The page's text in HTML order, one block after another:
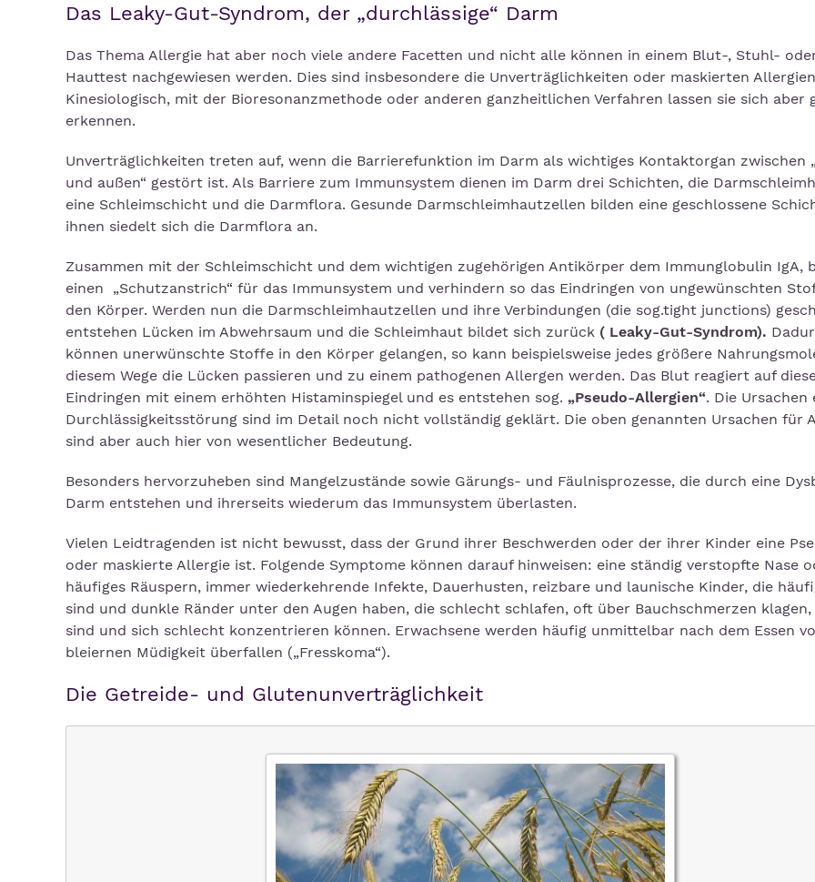
Das Leaky-Gut-Syndrom, der „durchlässige“ Darm
Das Thema Allergie hat aber noch viele andere Facetten und nicht alle können in einem Blut-, Stuhl-
Hauttest nachgewiesen werden. Dies sind insbesondere die Unverträglichkeiten oder maskierten
Kinesiologisch, mit der Bioresonanzmethode oder anderen ganzheitlichen Verfahren lassen sie sich aber
erkennen.
Unverträglichkeiten treten auf, wenn die Barrierefunktion im Darm als wichtiges Kontaktorgan zwischen
und außen“ gestört ist. Als Barriere zum Immunsystem dienen im Darm drei Schichten, die
eine Schleimschicht und die Darmflora. Gesunde Darmschleimhautzellen bilden eine geschlossene
ihnen siedelt sich die Darmflora an.
Zusammen mit der Schleimschicht und dem wichtigen zugehörigen Antikörper dem Immunglobulin IgA,
einen „Schutzanstrich“ für das Immunsystem und verhindern so das Eindringen von ungewünschten
den Körper. Werden nun die Darmschleimhautzellen und ihre Verbindungen (die sog.tight junctions)
entstehen Lücken im Abwehrsaum und die Schleimhaut bildet sich zurück ( Leaky-Gut-Syndrom).
können unerwünschte Stoffe in den Körper gelangen, so kann beispielsweise jedes größere
diesem Wege die Lücken passieren und zu einem pathogenen Allergen werden. Das Blut reagiert auf
Eindringen mit einem erhöhten Histaminspiegel und es entstehen sog. „Pseudo-Allergien“. Die Ursachen
Durchlässigkeitsstörung sind im Detail noch nicht vollständig geklärt. Die oben genannten Ursachen für
sind aber auch hier von wesentlicher Bedeutung.
Besonders hervorzuheben sind Mangelzustände sowie Gärungs- und Fäulnisprozesse, die durch eine
Darm entstehen und ihrerseits wiederum das Immunsystem überlasten.
Vielen Leidtragenden ist nicht bewusst, dass der Grund ihrer Beschwerden oder der ihrer Kinder eine
oder maskierte Allergie ist. Folgende Symptome können darauf hinweisen: eine ständig verstopfte Nase
häufiges Räuspern, immer wiederkehrende Infekte, Dauerhusten, reizbare und launische Kinder, die
sind und dunkle Ränder unter den Augen haben, die schlecht schlafen, oft über Bauchschmerzen
sind und sich schlecht konzentrieren können. Erwachsene werden häufig unmittelbar nach dem Essen
bleiernen Müdigkeit überfallen („Fresskoma“).
Die Getreide- und Glutenunverträglichkeit